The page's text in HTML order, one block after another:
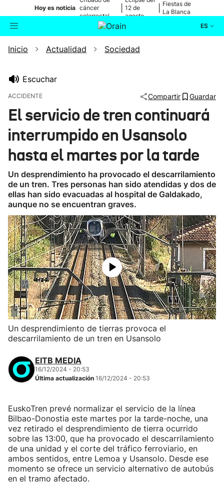
Hoy es noticia cáncer
colorrectal
12 de
agosto
Fiestas de
La Blanca
ES
Buscador Actualidad
Ikusmiran
Eguraldia
Inicio Actualidad Sociedad
Escuchar
ACCIDENTE Compartir Guardar
El servicio de tren continuará
interrumpido en Usansolo
hasta el martes por la tarde
Un desprendimiento ha provocado el descarrilamiento
de un tren. Tres personas han sido atendidas y dos de
ellas han sido evacuadas al hospital de Galdakado,
aunque no se encuentran graves.
Un desprendimiento de tierras provoca el
descarrilamiento de un tren en Usansolo
EITB MEDIA
16/12/2024 - 20:53
Última actualización 16/12/2024 - 20:53
EuskoTren prevé normalizar el servicio de la línea
Bilbao-Donostia este martes por la tarde-noche, una
vez retirado el desprendimiento de tierra ocurrido
sobre las 13:00, que ha provocado el descarrilamiento
de una unidad y el corte del tráfico ferroviario, en
ambos sentidos, entre Lemoa y Usansolo. Desde ese
momento se ofrece un servicio alternativo de autobús
en el tramo afectado.